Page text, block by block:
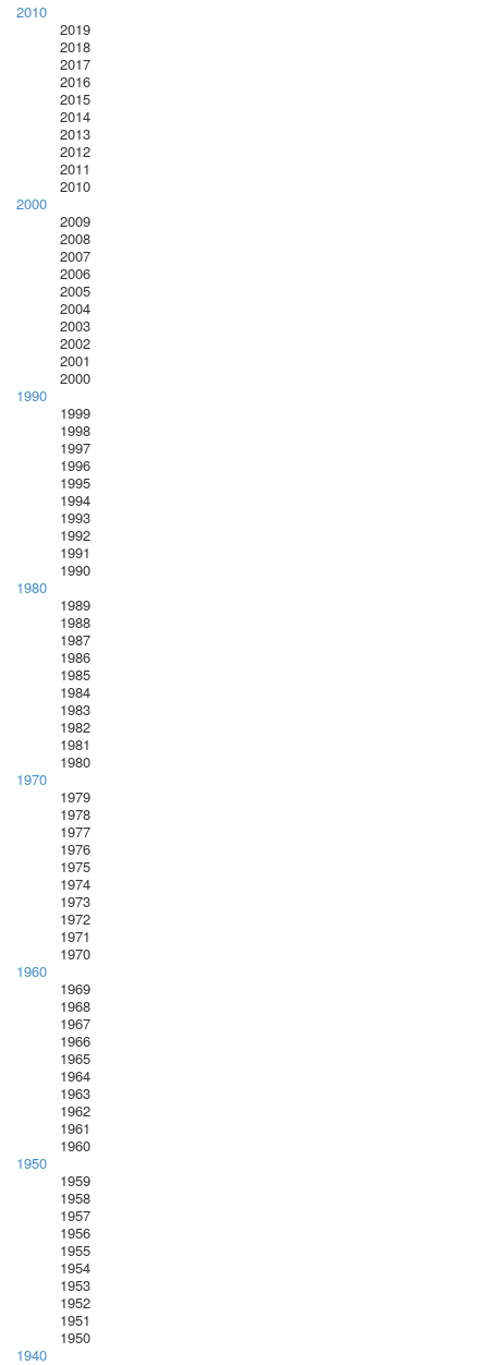
2010
2019
2018
2017
2016
2015
2014
2013
2012
2011
2010
2000
2009
2008
2007
2006
2005
2004
2003
2002
2001
2000
1990
1999
1998
1997
1996
1995
1994
1993
1992
1991
1990
1980
1989
1988
1987
1986
1985
1984
1983
1982
1981
1980
1970
1979
1978
1977
1976
1975
1974
1973
1972
1971
1970
1960
1969
1968
1967
1966
1965
1964
1963
1962
1961
1960
1950
1959
1958
1957
1956
1955
1954
1953
1952
1951
1950
1940